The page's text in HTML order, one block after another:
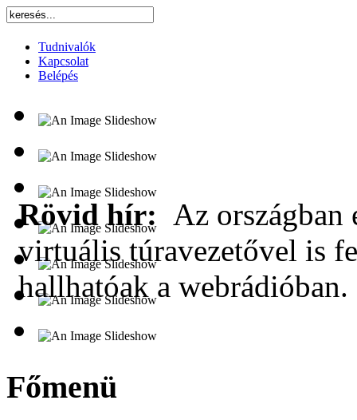
Tudnivalók
Kapcsolat
Belépés
Rövid hír: Az
virtuális túravezetővel is
hallhatóak a webrádióban.
Főmenü